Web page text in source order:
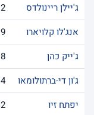
ג'יילן ריינולדס
אנג'לו קלויארו
ג'ייק כהן
ג'ון די-ברתולומאו
יפתח זיו